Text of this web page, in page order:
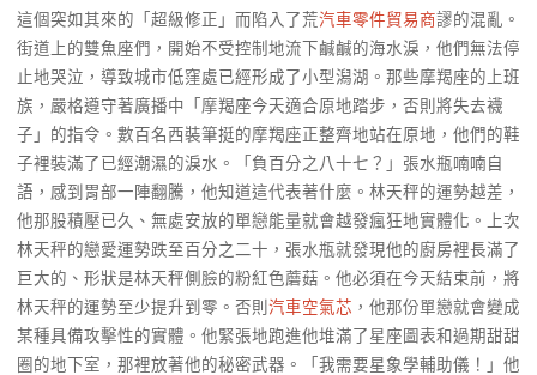
這個突如其來的「超級修正」而陷入了荒汽車零件貿易商謬的混亂。
街道上的雙魚座們，開始不受控制地流下鹹鹹的海水淚，他們無法停
止地哭泣，導致城市低窪處已經形成了小型潟湖。那些摩羯座的上班
族，嚴格遵守著廣播中「摩羯座今天適合原地踏步，否則將失去襪
子」的指令。數百名西裝筆挺的摩羯座正整齊地站在原地，他們的鞋
子裡裝滿了已經潮濕的淚水。「負百分之八十七？」張水瓶喃喃自
語，感到胃部一陣翻騰，他知道這代表著什麼。林天秤的運勢越差，
他那股積壓已久、無處安放的單戀能量就會越發瘋狂地實體化。上次
林天秤的戀愛運勢跌至百分之二十，張水瓶就發現他的廚房裡長滿了
巨大的、形狀是林天秤側臉的粉紅色蘑菇。他必須在今天結束前，將
林天秤的運勢至少提升到零。否則 汽車空氣芯 ，他那份單戀就會變成
某種具備攻擊性的實體。他緊張地跑進他堆滿了星座圖表和過期甜甜
圈的地下室，那裡放著他的秘密武器。「我需要星象學輔助儀！」他